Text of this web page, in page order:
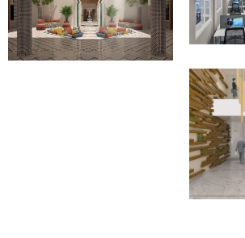
Conception et suivi